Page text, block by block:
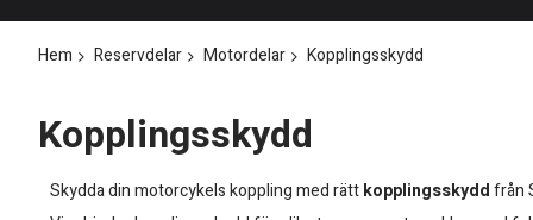
Hem Reservdelar Motordelar Kopplingsskydd
Kopplingsskydd
Skydda din motorcykels koppling med rättkopplingsskyddfrån